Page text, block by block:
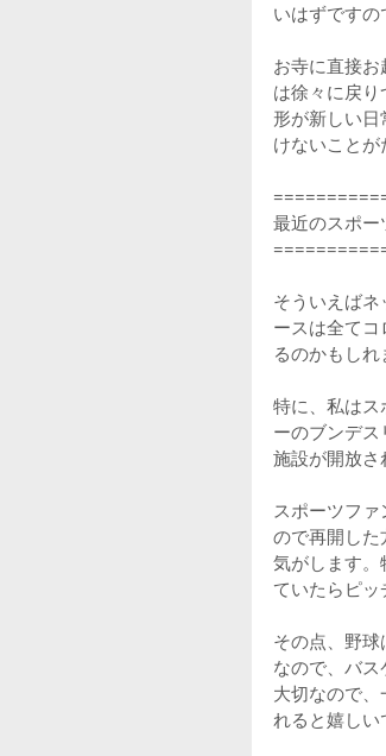
いはずですの
お寺に直接
は徐々に戻
形が新しい
けないことが
最近のスポー
そういえば
ースは全て
るのかもしれ
特に、私はス
ーのブンデ
施設が開放さ
スポーツフ
ので再開し
気がします。
ていたらピッ
その点、野球
なので、バ
大切なので
れると嬉しい